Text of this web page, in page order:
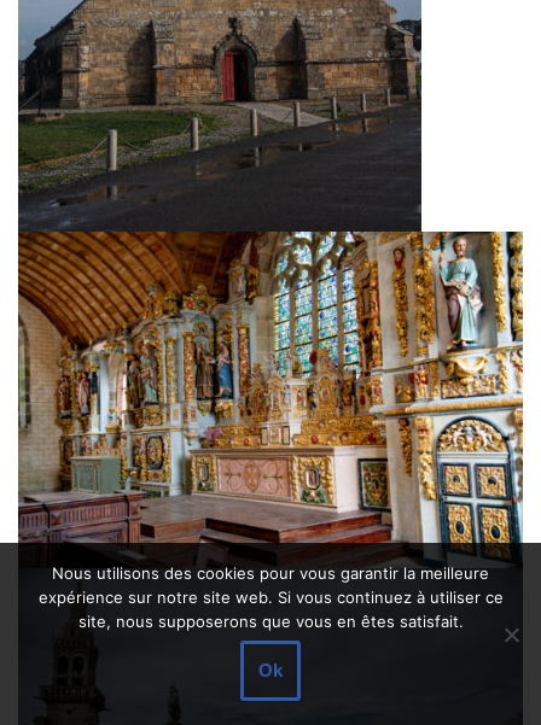
Nous utilisons des cookies pour vous garantir la meilleure
expérience sur notre site web. Si vous continuez à utiliser ce
site, nous supposerons que vous en êtes satisfait.
Ok